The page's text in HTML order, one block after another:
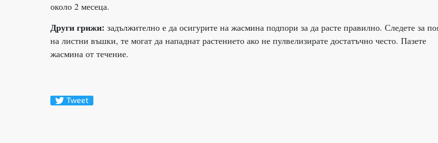
около 2 месеца.
Други грижи: задължително е да осигурите на жасмина подпори за да расте правилно. Следете за
на листни въшки, те могат да нападнат растението ако не пулвелизирате достатъчно често. Пазете
жасмина от течение.
Tweet